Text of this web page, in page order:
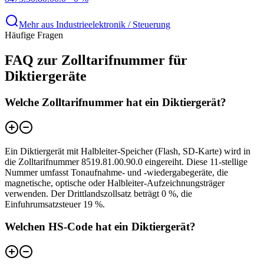
Mehr aus Industrieelektronik / Steuerung
Häufige Fragen
FAQ zur Zolltarifnummer für
Diktiergeräte
Welche Zolltarifnummer hat ein Diktiergerät?
Ein Diktiergerät mit Halbleiter-Speicher (Flash, SD-Karte) wird in
die Zolltarifnummer 8519.81.00.90.0 eingereiht. Diese 11-stellige
Nummer umfasst Tonaufnahme- und -wiedergabegeräte, die
magnetische, optische oder Halbleiter-Aufzeichnungsträger
verwenden. Der Drittlandszollsatz beträgt 0 %, die
Einfuhrumsatzsteuer 19 %.
Welchen HS-Code hat ein Diktiergerät?